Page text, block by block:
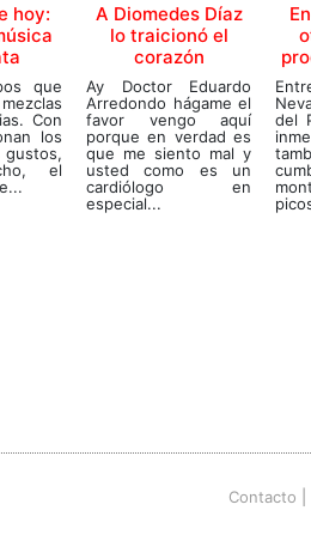
hoy:
que
Con
los
gustos,
el
A Diomedes Díaz
lo traicionó el
corazón
Ay Doctor Eduardo
Arredondo hágame el
favor vengo aquí
porque en verdad es
que me siento mal y
usted como es un
cardiólogo en
especial...
del
Contacto